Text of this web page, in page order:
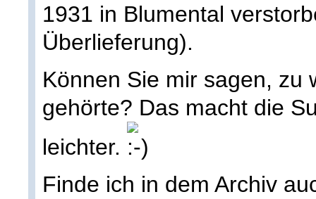
1931 in Blumental
Überlieferung).
Können Sie mir sagen, zu
gehörte? Das macht die
leichter.
Finde ich in dem Archiv